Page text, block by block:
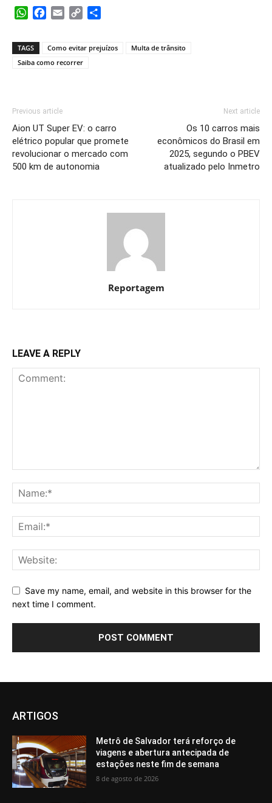
WhatsApp
Facebook
Email Copy
TAGS Como evitar prejuízos
Multa de trânsito
Saiba como recorrer
Previous article
Aion UT Super EV: o carro
elétrico popular que promete
revolucionar o mercado com
500 km de autonomia
Next article
Os 10 carros mais
econômicos do Brasil em
2025, segundo o PBEV
atualizado pelo Inmetro
Reportagem
LEAVE A REPLY
Save my name, email, and website in this browser for the
next time I comment.
ARTIGOS
Metrô de Salvador terá reforço de
viagens e abertura antecipada de
estações neste fim de semana
8 de agosto de 2026